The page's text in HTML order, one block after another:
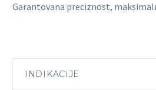
Garantovana preciznost,
INDIKACIJE